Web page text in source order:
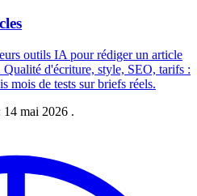
outils IA pour rédiger un article
d'écriture, style, SEO, tarifs :
mois de tests sur briefs réels.
14 mai 2026 .